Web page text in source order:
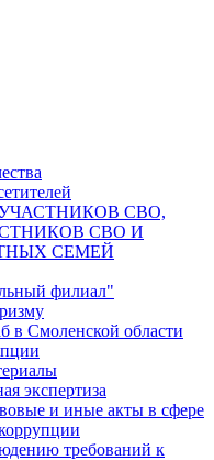
СВО,
СВО И
СЕМЕЙ
филиал"
в Смоленской области
экспертиза
и иные акты в сфере
требований к